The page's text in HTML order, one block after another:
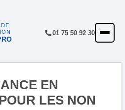
DE
01 75 50 92 30
ACCUEIL
NOTRE OFFRE
EN
LES NON